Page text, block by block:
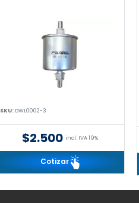
SKU: DWL0002-3
$2.500 incl. IVA 19%
Cotizar